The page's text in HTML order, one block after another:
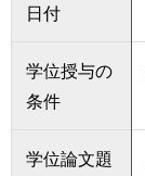
日付
学位授与の
条件
学位論文題